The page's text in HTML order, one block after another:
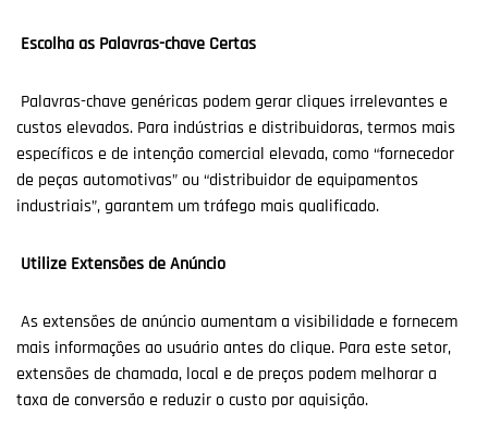
Escolha as Palavras-chave Certas
Palavras-chave genéricas podem gerar cliques irrelevantes e
custos elevados. Para indústrias e distribuidoras, termos mais
específicos e de intenção comercial elevada, como “fornecedor
de peças automotivas” ou “distribuidor de equipamentos
industriais”, garantem um tráfego mais qualificado.
Utilize Extensões de Anúncio
As extensões de anúncio aumentam a visibilidade e fornecem
mais informações ao usuário antes do clique. Para este setor,
extensões de chamada, local e de preços podem melhorar a
taxa de conversão e reduzir o custo por aquisição.